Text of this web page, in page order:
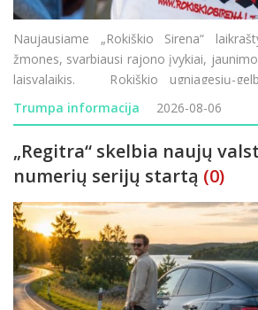
Naujausiame „Rokiškio Sirena“
žmones, svarbiausi rajono įvykiai,
laisvalaikis. Rokiškio ugniagesių-
Kunigėlis vadovauja pirmajai Lietuvos
Trumpa informacija 2026-08-06
„Regitra“ skelbia naujų
numerių serijų startą (0)